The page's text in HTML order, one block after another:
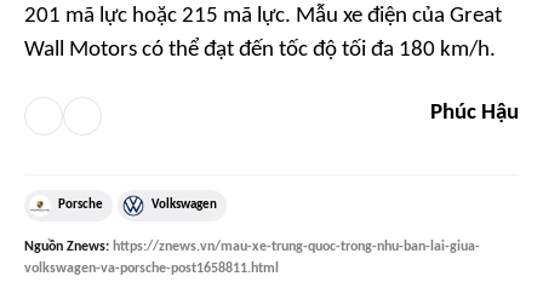
201 mã lực hoặc 215 mã lực. Mẫu xe điện của Great
Wall Motors có thể đạt đến tốc độ tối đa 180 km/h.
Phúc Hậu
Porsche Volkswagen
Nguồn Znews: https://znews.vn/mau-xe-trung-quoc-trong-nhu-ban-lai-giua-
volkswagen-va-porsche-post1658811.html